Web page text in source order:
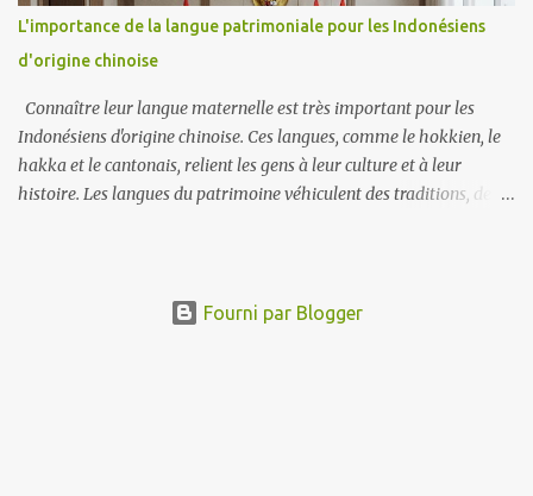
comprendre beaucoup plus facilement l’ensemble du tableau
(lecture). Lorsque vous voyez un mot que vous reconnaissez, vous
serez en mesure de deviner les voyelles manquantes en fonction du
contexte et de vos connaissances exis...
L'importance de la langue patrimoniale pour les Indonésiens
d'origine chinoise
Connaître leur langue maternelle est très important pour les
Indonésiens d'origine chinoise. Ces langues, comme le hokkien, le
hakka et le cantonais, relient les gens à leur culture et à leur
histoire. Les langues du patrimoine véhiculent des traditions, des
générations à comprendre leurs racines et à se sentir fières de leur
Fourni par Blogger